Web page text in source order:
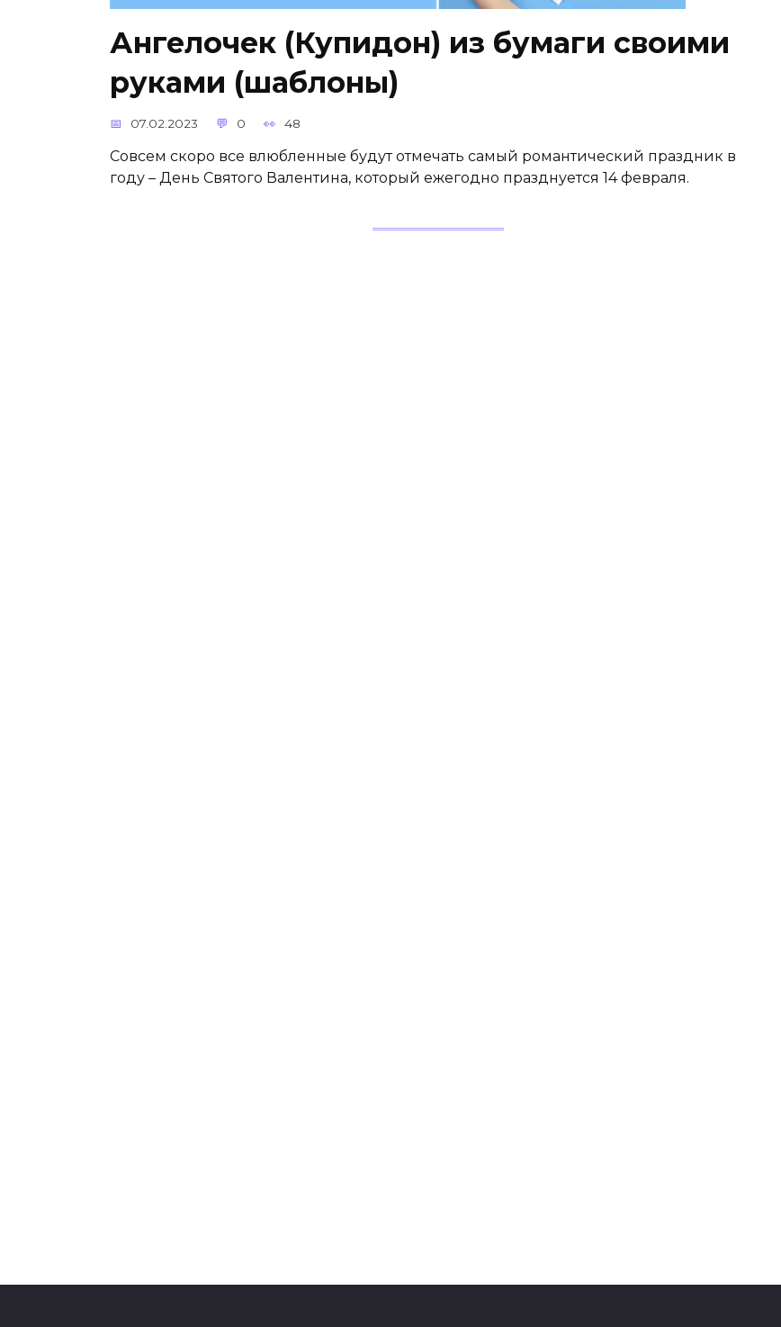
Ангелочек (Купидон) из бумаги своими
руками (шаблоны)
07.02.2023 0 48
Совсем скоро все влюбленные будут отмечать самый романтический праздник в
году – День Святого Валентина, который ежегодно празднуется 14 февраля.